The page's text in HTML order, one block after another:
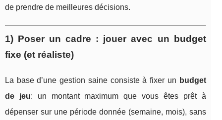
de prendre de meilleures décisions.
1) Poser un cadre : jouer avec un budget
fixe (et réaliste)
La base d’une gestion saine consiste à fixer un budget
de jeu: un montant maximum que vous êtes prêt à
dépenser sur une période donnée (semaine, mois), sans